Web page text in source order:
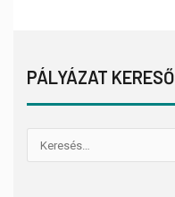
PÁLYÁZAT KERESŐ